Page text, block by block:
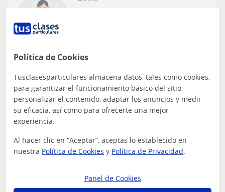
Les Franqueses Del Vallès
pofesora de castellano /catalan y francés
Graducada en un máster de profesorado de idiomas
especialidad francés .
Política de Cookies
Tusclasesparticulares almacena datos, tales como cookies,
para garantizar el funcionamiento básico del sitio,
personalizar el contenido, adaptar los anuncios y medir
su eficacia, así como para ofrecerte una mejor
experiencia.
Al hacer clic en “Aceptar”, aceptas lo establecido en
nuestra Política de Cookies y Política de Privacidad.
Panel de Cookies